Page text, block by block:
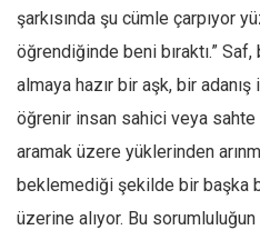
şarkısında şu cümle çarpıyor
öğrendiğinde beni bıraktı.”
almaya hazır bir aşk, bir adanış
öğrenir insan sahici veya sahte
aramak üzere yüklerinden
beklemediği şekilde bir başka
üzerine alıyor. Bu